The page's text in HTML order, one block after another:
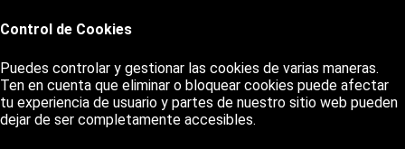
Control de Cookies
Puedes controlar y gestionar las cookies de varias maneras.
Ten en cuenta que eliminar o bloquear cookies puede afectar
tu experiencia de usuario y partes de nuestro sitio web pueden
dejar de ser completamente accesibles.